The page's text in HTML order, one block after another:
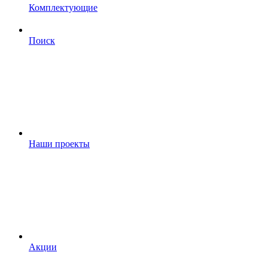
Комплектующие
Поиск
Наши проекты
Акции